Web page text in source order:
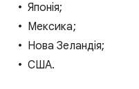
Японія;
Мексика;
Нова Зеландія;
США.